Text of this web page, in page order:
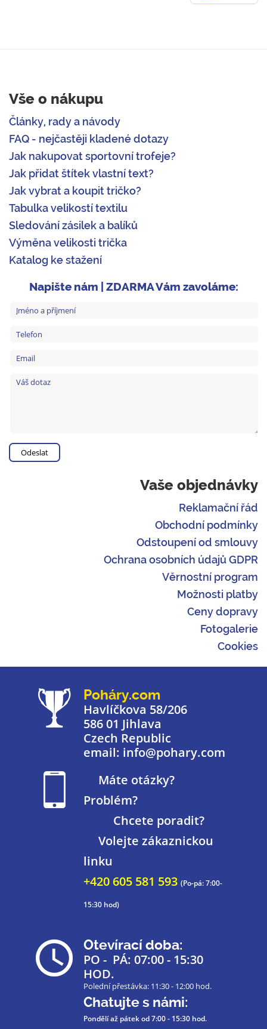
Vše o nákupu
Články, rady a návody
FAQ - nejčastěji kladené dotazy
Jak nakupovat sportovní trofeje?
Jak přidat štítek vlastní text?
Jak vybrat a koupit tričko?
Tabulka velikostí textilu
Sledování zásilek a balíků
Výměna velikosti trička
Katalog ke stažení
Napište nám | ZDARMA Vám zavoláme:
Vaše objednávky
Reklamační řád
Obchodní podmínky
Odstoupení od smlouvy
Ochrana osobních údajů GDPR
Věrnostní program
Možnosti platby
Ceny dopravy
Fotogalerie
Cookies
Poháry.com
Havlíčkova 58/206
586 01 Jihlava
Czech Republic
email: info@pohary.com
Máte otázky?
Problém?
Chcete poradit?
Volejte zákaznickou
linku
+420 605 581 593 (Po-pá: 7:00-
15:30 hod)
Otevírací doba:
PO - PÁ: 07:00 - 15:30
HOD.
Polední přestávka: 11:30 - 12:00 hod.
Chatujte s námi:
Pondělí až pátekod 7:00 - 15:30 hod.